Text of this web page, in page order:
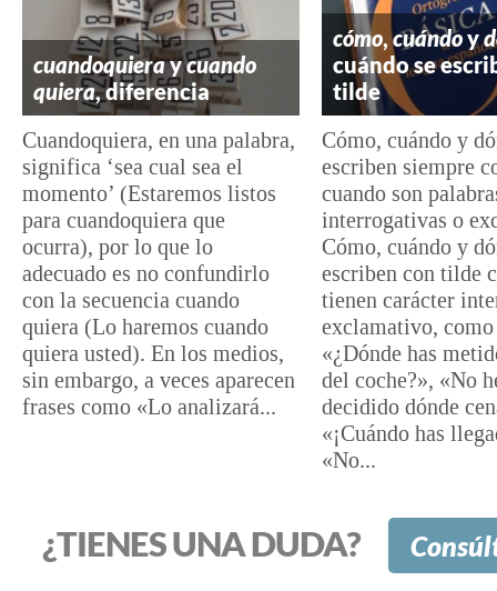
cuandoquieraycuando
quiera, diferencia
Cuandoquiera, en una palabra,
significa ‘sea cual sea el
momento’ (Estaremos listos
para cuandoquiera que
ocurra), por lo que lo
adecuado es no confundirlo
con la secuencia cuando
quiera (Lo haremos cuando
quiera usted). En los medios,
sin embargo, a veces aparecen
frases como «Lo analizará...
cómo,cuándoy
cuándo se
tilde
Cómo, cuándo y
escriben siempre
cuando son
interrogativas o
Cómo, cuándo y
escriben con tilde
tienen carácter
exclamativo, como
«¿Dónde has
del coche?», «No
decidido dónde
«¡Cuándo has
«No...
¿TIENES UNA DUDA?